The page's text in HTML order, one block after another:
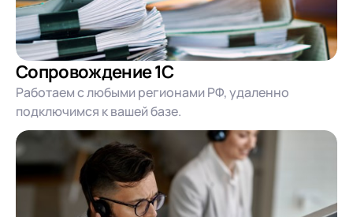
Сопровождение 1С
Работаем с любыми регионами РФ, удаленно
подключимся к вашей базе.